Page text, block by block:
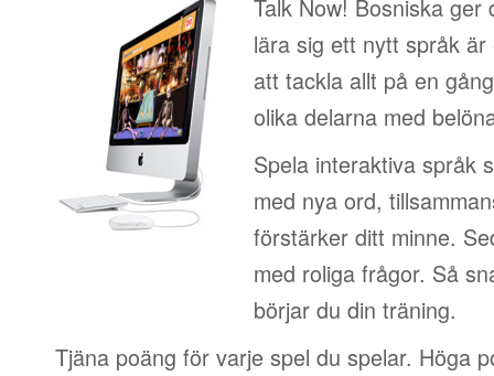
Talk Now! Bosniska
lära sig ett nytt språk
att tackla allt på en
olika delarna med
Spela interaktiva språk
med nya ord,
förstärker ditt minne.
med roliga frågor. Så
börjar du din träning.
Tjäna poäng för varje spel du spelar. Höga